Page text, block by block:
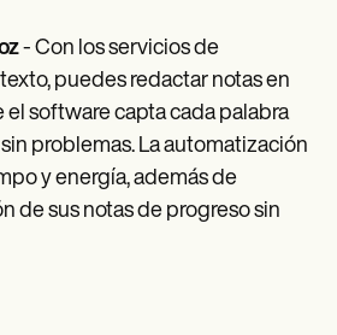
- Con los servicios de
puedes redactar notas en
el software capta cada palabra
problemas. La automatización
y energía, además de
de sus notas de progreso sin